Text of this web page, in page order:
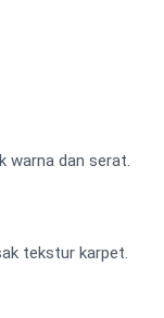
warna dan serat.
tekstur karpet.